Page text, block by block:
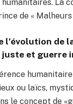
La
de « Malheurs
l’évolution de
et guerre
ou laïcs,
le concept de